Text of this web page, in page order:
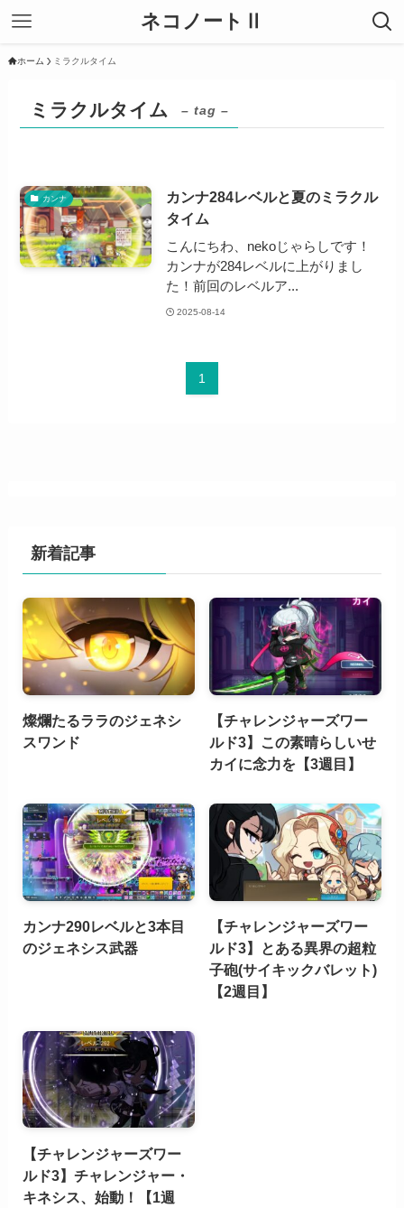
ネコノートⅡ
ホーム ミラクルタイム
ミラクルタイム – tag –
カンナ
カンナ284レベルと夏のミラクル
タイム
こんにちわ、nekoじゃらしです！
カンナが284レベルに上がりまし
た！前回のレベルア...
2025-08-14
1
新着記事
燦爛たるララのジェネシ
スワンド
【チャレンジャーズワー
ルド3】この素晴らしいせ
カイに念力を【3週目】
カンナ290レベルと3本目
のジェネシス武器
【チャレンジャーズワー
ルド3】とある異界の超粒
子砲(サイキックバレット)
【2週目】
【チャレンジャーズワー
ルド3】チャレンジャー・
キネシス、始動！【1週